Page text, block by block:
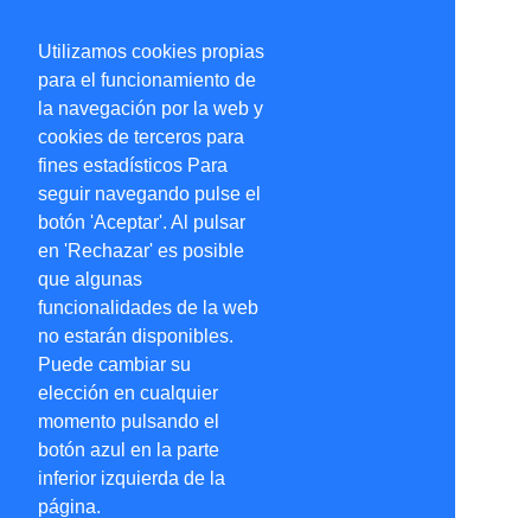
Utilizamos cookies propias
para el funcionamiento de
la navegación por la web y
cookies de terceros para
fines estadísticos Para
seguir navegando pulse el
botón 'Aceptar'. Al pulsar
en 'Rechazar' es posible
que algunas
funcionalidades de la web
no estarán disponibles.
Puede cambiar su
elección en cualquier
momento pulsando el
botón azul en la parte
inferior izquierda de la
página.